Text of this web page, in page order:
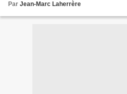
Par Jean-Marc Laherrère